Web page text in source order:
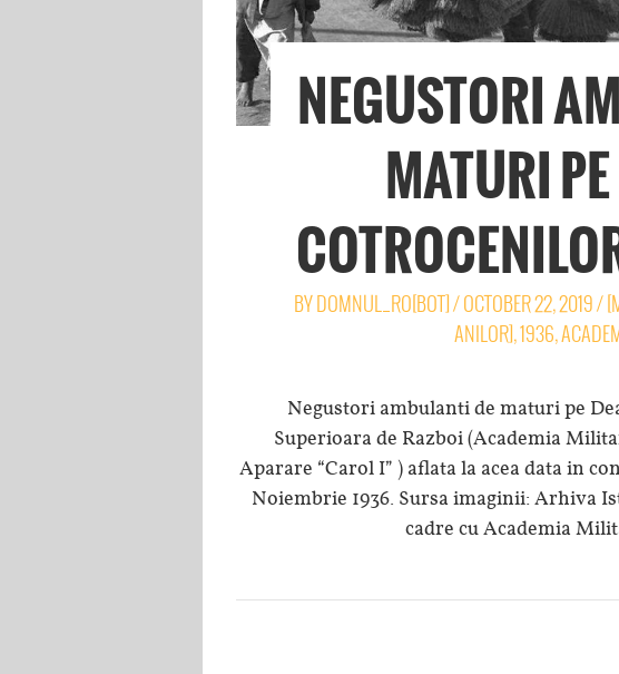
NEGUSTORI
MATURI
BYDOMNUL_RO[BOT]/OCTOBER 22, 2019/
ANILOR],1936,
Negustori ambulanti de maturi pe
Superioara de Razboi (Academia
Aparare “Carol I” ) aflata la acea data in
Noiembrie 1936. Sursa imaginii: Arhiva
cadre cu Academia